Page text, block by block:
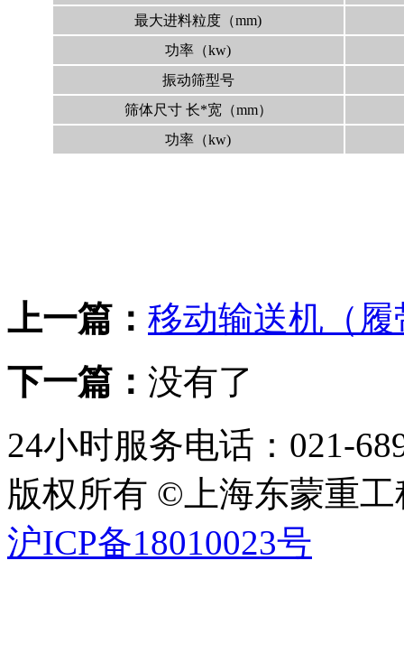
最大进料粒度（mm)
功率（kw)
振动筛型号
筛体尺寸 长*宽（mm）
功率（kw)
上一篇： 移动输送机（履
下一篇： 没有了
24小时服务电话：021-
版权所有 ©上海东蒙重
沪ICP备18010023号